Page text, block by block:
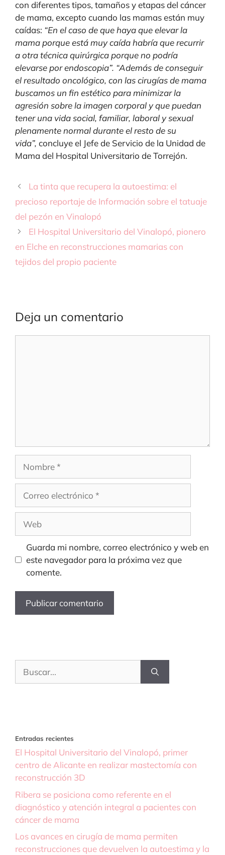
con diferentes tipos, tamaños y etapas del cáncer
de mama, excepto cuando las mamas están muy
caídas: “En el caso de que haya que elevar la
mama porque está muy caída habría que recurrir
a otra técnica quirúrgica porque no podría
elevarse por endoscopia”. “Además de conseguir
el resultado oncológico, con las cirugías de mama
buscamos un fin estético para minimizar la
agresión sobre la imagen corporal y que puedan
tener una vida social, familiar, laboral y sexual
plenamente normal durante el resto de su
vida”, concluye el Jefe de Servicio de la Unidad de
Mama del Hospital Universitario de Torrejón.
La tinta que recupera la autoestima: el
precioso reportaje de Información sobre el tatuaje
del pezón en Vinalopó
El Hospital Universitario del Vinalopó, pionero
en Elche en reconstrucciones mamarias con
tejidos del propio paciente
Deja un comentario
electrónico
Guarda mi nombre, correo electrónico y web en
este navegador para la próxima vez que
comente.
Entradas recientes
El Hospital Universitario del Vinalopó, primer
centro de Alicante en realizar mastectomía con
reconstrucción 3D
Ribera se posiciona como referente en el
diagnóstico y atención integral a pacientes con
cáncer de mama
Los avances en cirugía de mama permiten
reconstrucciones que devuelven la autoestima y la